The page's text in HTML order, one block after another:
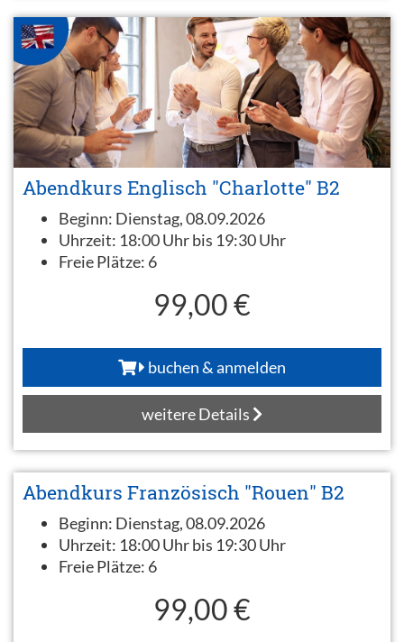
Abendkurs Englisch "Charlotte" B2
Beginn: Dienstag, 08.09.2026
Uhrzeit: 18:00 Uhr bis 19:30 Uhr
Freie Plätze: 6
99,00 €
buchen & anmelden
weitere Details
Abendkurs Französisch "Rouen" B2
Beginn: Dienstag, 08.09.2026
Uhrzeit: 18:00 Uhr bis 19:30 Uhr
Freie Plätze: 6
99,00 €